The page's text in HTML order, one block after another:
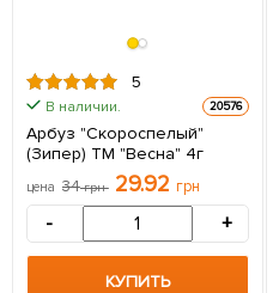
5
В наличии. 20576
Арбуз "Скороспелый"
(Зипер) ТМ "Весна" 4г
цена 34грн 29.92 грн
- +
КУПИТЬ